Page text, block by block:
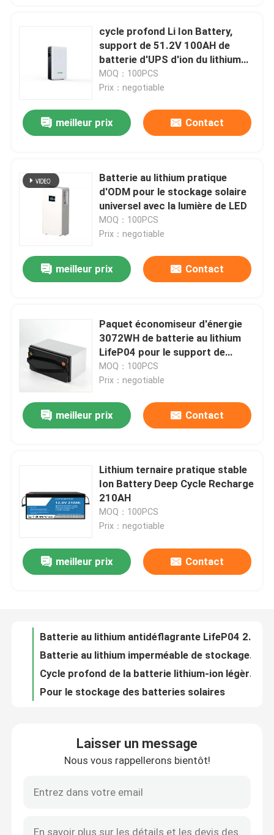
Produits
Vidéos
Visite d'usine
Contrôle de qualité
Demandez une citation
Centrale portative solaire
cycle profond Li Ion Battery,
support de 51.2V 100AH de
batterie d'UPS d'ion du lithium
IP55
MOQ：100PCS
Prix：negotiable
meilleur prix Contact
Batterie au lithium pratique
d'ODM pour le stockage solaire
universel avec la lumière de LED
MOQ：100PCS
Prix：negotiable
meilleur prix Contact
Paquet économiseur d'énergie
3072WH de batterie au lithium
LifeP04 pour le support de
systèmes à la maison de
stockage
MOQ：100PCS
Prix：negotiable
meilleur prix Contact
Lithium ternaire pratique stable
Ion Battery Deep Cycle Recharge
210AH
MOQ：100PCS
Prix：negotiable
meilleur prix Contact
Batterie au lithium antidéflagrante LifeP04 200AH avec BMS intégré
Batterie au lithium imperméable de stockage d'énergie 51.2V 100AH ​​pour la maison
Cycle profond de la batterie lithium-ion légère MSDS avec BMS intégré
Pour le stockage des batteries solaires
Laisser un message
Nous vous rappellerons bientôt!